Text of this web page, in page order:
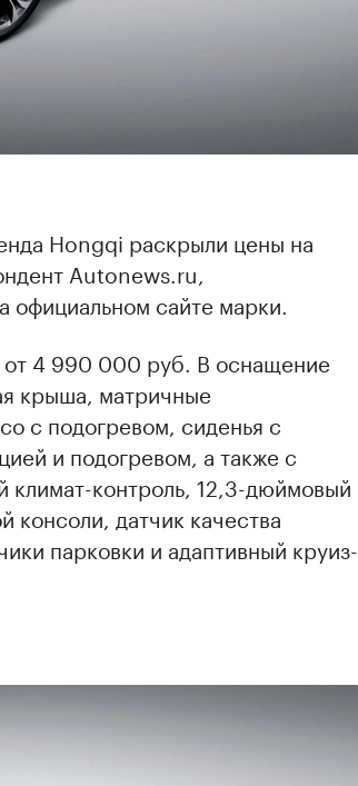
Hongqi раскрыли цены на
Autonews.ru,
сайте марки.
от 4 990 000 руб. В оснащение
крыша, матричные
с подогревом, сиденья с
и подогревом, а также с
контроль, 12,3-дюймовый
консоли, датчик качества
парковки и адаптивный круиз-